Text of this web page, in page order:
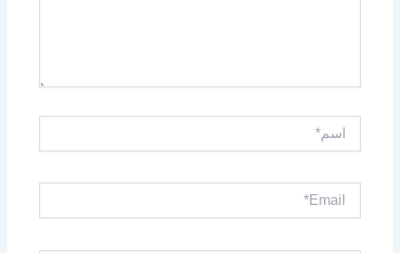
Email*